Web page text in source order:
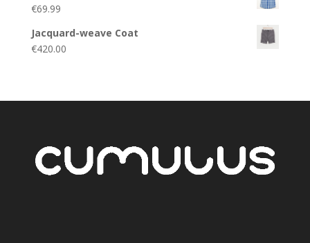
€69.99
Jacquard-weave Coat
€420.00